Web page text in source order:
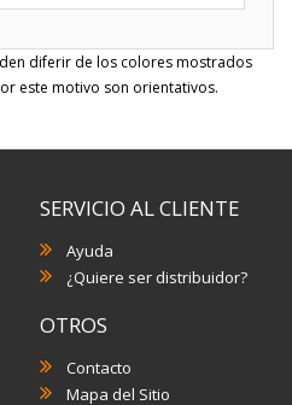
diferir de los colores mostrados
este motivo son orientativos.
SERVICIO AL CLIENTE
Ayuda
¿Quiere ser distribuidor?
OTROS
Contacto
Mapa del Sitio